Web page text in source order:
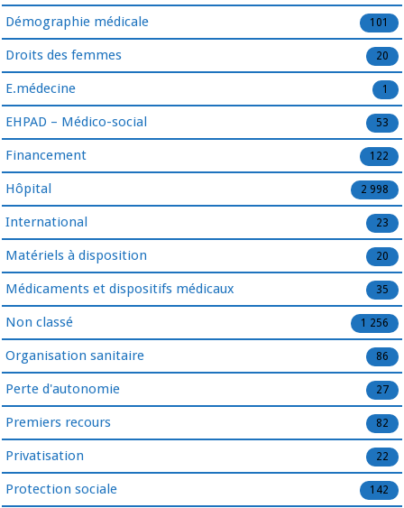
Démographie médicale 101
Droits des femmes 20
E.médecine 1
EHPAD – Médico-social 53
Financement 122
Hôpital 2 998
International 23
Matériels à disposition 20
Médicaments et dispositifs médicaux 35
Non classé 1 256
Organisation sanitaire 86
Perte d'autonomie 27
Premiers recours 82
Privatisation 22
Protection sociale 142